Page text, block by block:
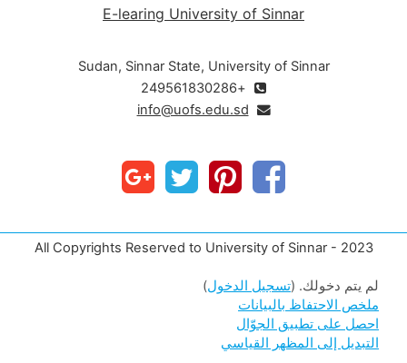
E-learing University of Sinnar
Sudan, Sinnar State, University of Sinnar
+249561830286
info@uofs.edu.sd
All Copyrights Reserved to University of Sinnar - 2023
لم يتم دخولك. (تسجيل الدخول)
ملخص الاحتفاظ بالبيانات
احصل على تطبيق الجوّال
التبديل إلى المظهر القياسي